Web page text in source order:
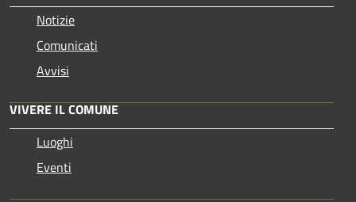
Notizie
Comunicati
Avvisi
VIVERE IL COMUNE
Luoghi
Eventi